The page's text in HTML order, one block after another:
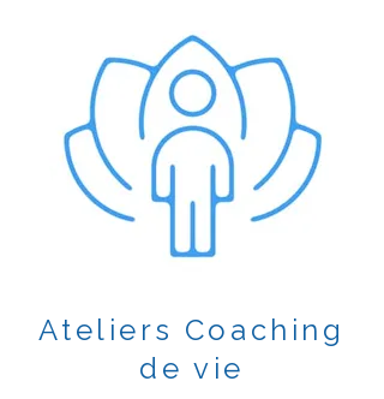
Ateliers Coaching
de vie